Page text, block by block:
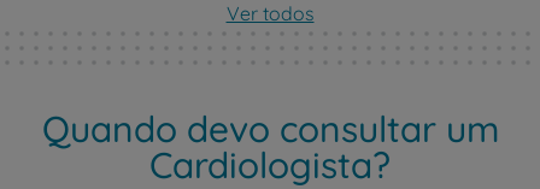
Ver todos
Quando devo consultar um
Cardiologista?